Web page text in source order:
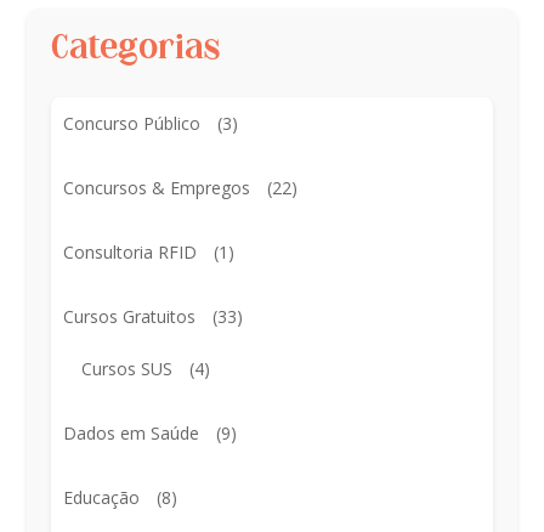
Categorias
Concurso Público (3)
Concursos & Empregos (22)
Consultoria RFID (1)
Cursos Gratuitos (33)
Cursos SUS (4)
Dados em Saúde (9)
Educação (8)